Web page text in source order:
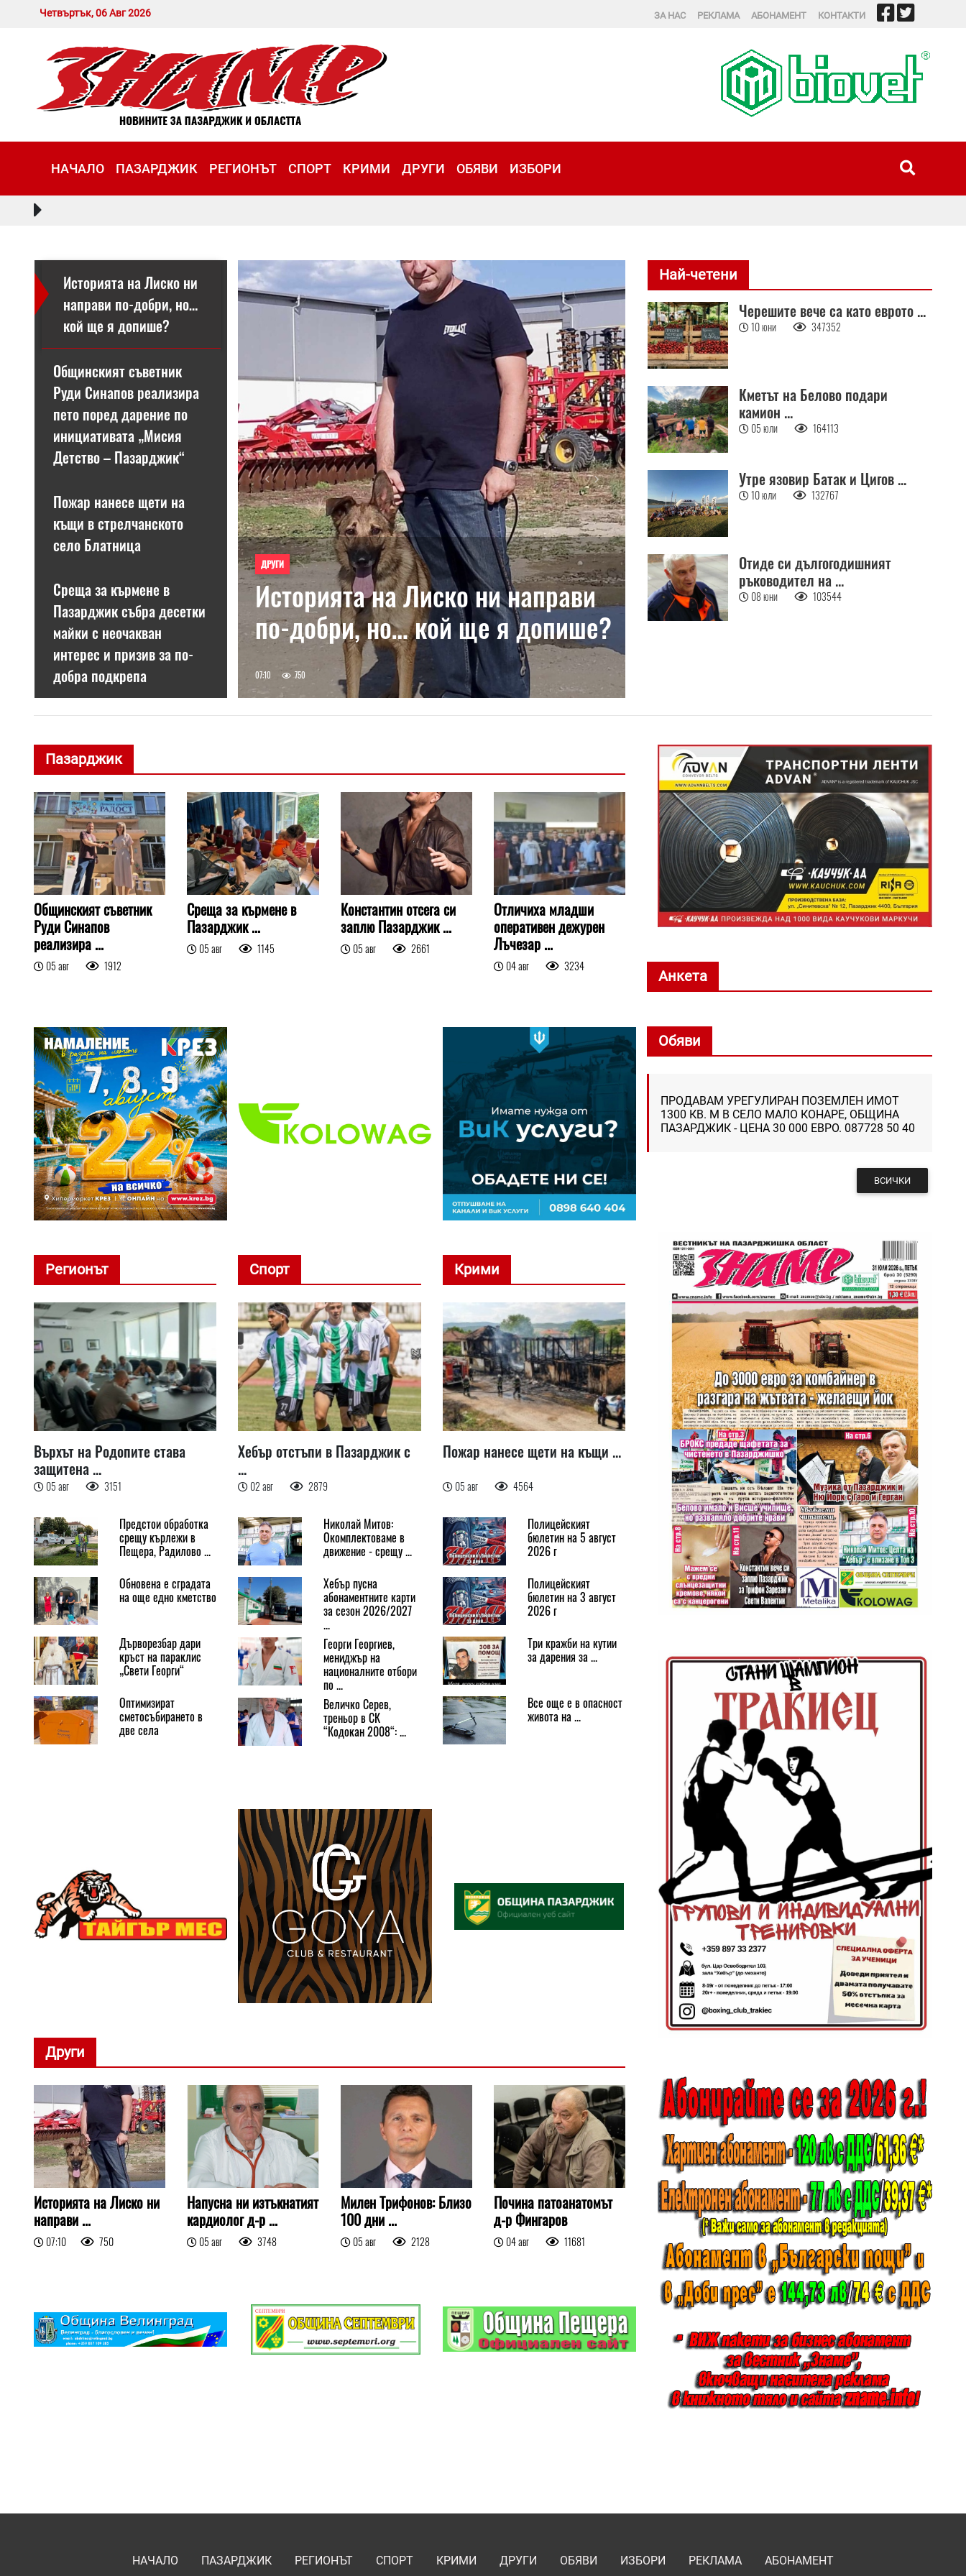
Четвъртък, 06 Авг 2026 ЗА НАС РЕКЛАМА АБОНАМЕНТ КОНТАКТИ
НАЧАЛО ПАЗАРДЖИК РЕГИОНЪТ СПОРТ КРИМИ ДРУГИ ОБЯВИ ИЗБОРИ
Историята на Лиско ни
направи по-добри, но…
кой ще я допише?
Общинският съветник
Руди Синапов реализира
пето поред дарение по
инициативата „Мисия
Детство – Пазарджик“
Пожар нанесе щети на
къщи в стрелчанското
село Блатница
Среща за кърмене в
Пазарджик събра десетки
майки с неочакван
интерес и призив за по-
добра подкрепа
ДРУГИ
Историята на Лиско ни направи
по-добри, но… кой ще я допише?
07:10 750
Previous Next
Най-четени
Черешите вече са като еврото ...
10 юни 347352
Кметът на Белово подари
камион ...
05 юли 164113
Утре язовир Батак и Цигов ...
10 юли 132767
Отиде си дългогодишният
ръководител на ...
08 юни 103544
Пазарджик
Общинският съветник
Руди Синапов
реализира ...
05 авг 1912
Среща за кърмене в
Пазарджик ...
05 авг 1145
Константин отсега си
заплю Пазарджик ...
05 авг 2661
Отличиха младши
оперативен дежурен
Лъчезар ...
04 авг 3234
Регионът
Върхът на Родопите става
защитена ...
05 авг 3151
Предстои обработка
срещу кърлежи в
Пещера, Радилово ...
Обновена е сградата
на още едно кметство
Дърворезбар дари
кръст на параклис
„Свети Георги“
Оптимизират
сметосъбирането в
две села
Спорт
Хебър отстъпи в Пазарджик с
...
02 авг 2879
Николай Митов:
Окомплектоваме в
движение - срещу ...
Хебър пусна
абонаментните карти
за сезон 2026/2027
...
Георги Георгиев,
мениджър на
националните отбори
по ...
Величко Серев,
треньор в СК
“Кодокан 2008“: ...
Крими
Пожар нанесе щети на къщи ...
05 авг 4564
Полицейският
бюлетин на 5 август
2026 г
Полицейският
бюлетин на 3 август
2026 г
Три кражби на кутии
за дарения за ...
Все още е в опасност
живота на ...
Други
Историята на Лиско ни
направи ...
07:10 750
Напусна ни изтъкнатият
кардиолог д-р ...
05 авг 3748
Милен Трифонов: Близо
100 дни ...
05 авг 2128
Почина патоанатомът
д-р Фингаров
04 авг 11681
Анкета
Обяви
ПРОДАВАМ УРЕГУЛИРАН ПОЗЕМЛЕН ИМОТ
1300 КВ. М В СЕЛО МАЛО КОНАРЕ, ОБЩИНА
ПАЗАРДЖИК - ЦЕНА 30 000 ЕВРО. 087728 50 40
ВСИЧКИ
НАЧАЛО ПАЗАРДЖИК РЕГИОНЪТ СПОРТ КРИМИ ДРУГИ ОБЯВИ ИЗБОРИ РЕКЛАМА АБОНАМЕНТ